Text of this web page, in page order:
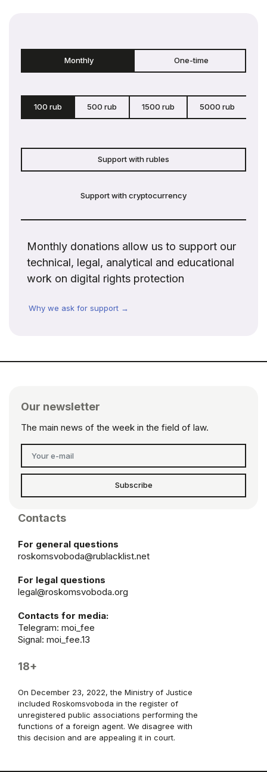
Monthly One-time
100 rub 500 rub 1500 rub 5000 rub
Support with rubles
Support with cryptocurrency
Monthly donations allow us to support our
technical, legal, analytical and educational
work on digital rights protection
Why we ask for support →
Our newsletter
The main news of the week in the field of law.
Subscribe
Contacts
For general questions
roskomsvoboda@rublacklist.net
For legal questions
legal@roskomsvoboda.org
Contacts for media:
Telegram: moi_fee
Signal: moi_fee.13
18+
On December 23, 2022, the Ministry of Justice
included Roskomsvoboda in the register of
unregistered public associations performing the
functions of a foreign agent. We disagree with
this decision and are appealing it in court.